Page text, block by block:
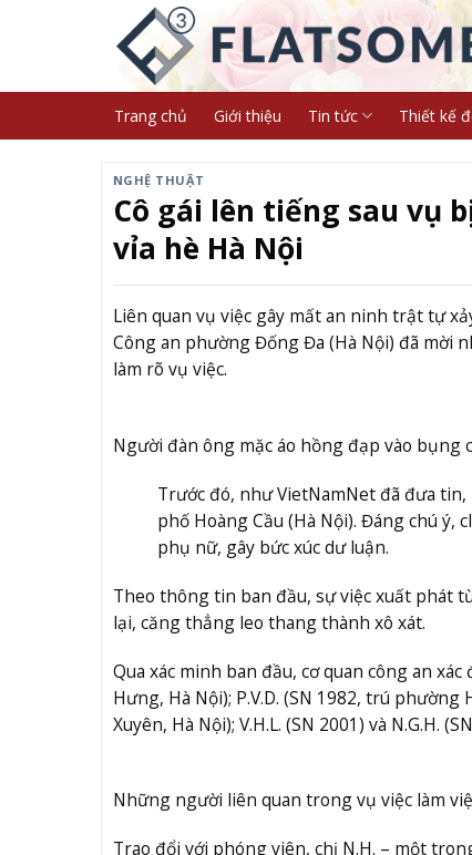
Trang chủ Giới thiệu Tin tức Thiết kế
NGHỆ THUẬT
Cô gái lên tiếng sau vụ
vỉa hè Hà Nội
Liên quan vụ việc gây mất an ninh trật tự
Công an phường Đống Đa (Hà Nội) đã mời
làm rõ vụ việc.
Người đàn ông mặc áo hồng đạp vào bụng
Trước đó, như VietNamNet đã đưa
phố Hoàng Cầu (Hà Nội). Đáng chú
phụ nữ, gây bức xúc dư luận.
Theo thông tin ban đầu, sự việc xuất phát
lại, căng thẳng leo thang thành xô xát.
Qua xác minh ban đầu, cơ quan công an
Hưng, Hà Nội); P.V.D. (SN 1982, trú phường
Xuyên, Hà Nội); V.H.L. (SN 2001) và N.G.H.
Những người liên quan trong vụ việc làm
Trao đổi với phóng viên, chị N.H. – một